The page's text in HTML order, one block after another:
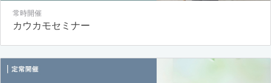
常時開催
カウカモセミナー